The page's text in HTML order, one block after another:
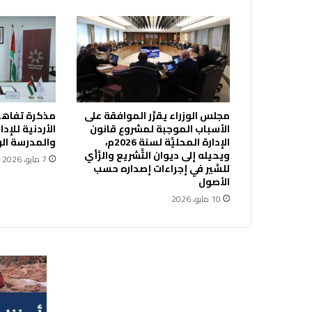
ل
م
د
ر
س
ي
ة
م
ر
ت
ب
ط
ب
م
مجلس الوزراء يقرِّر الموافقة على
الأسباب الموجبة لمشروع قانون
الإدارة المحليَّة لسنة 2026م،
ويحيله إلى ديوان التَّشريع والرَّأي
للسَّير في إجراءات إصداره حسب
الأصول
10 مايو، 2026
مذكرة
الأردنية
والمدرسة
7 مايو، 2026